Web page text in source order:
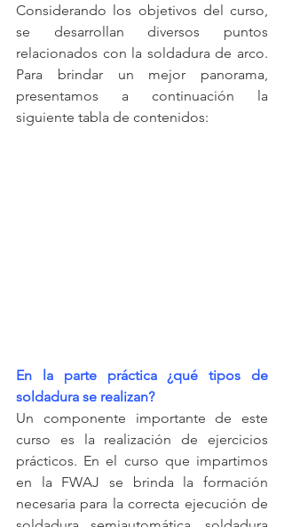
Considerando los objetivos del curso,
se desarrollan diversos puntos
relacionados con la soldadura de arco.
Para brindar un mejor panorama,
presentamos a continuación la
siguiente tabla de contenidos:
En la parte práctica ¿qué tipos de
soldadura se realizan?
Un componente importante de este
curso es la realización de ejercicios
prácticos. En el curso que impartimos
en la FWAJ se brinda la formación
necesaria para la correcta ejecución de